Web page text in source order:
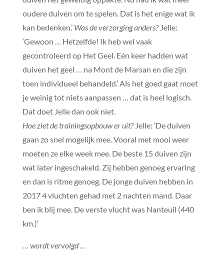
oudere duiven om te spelen. Dat is het enige wat ik
kan bedenken.’ Was de verzorging anders?Jelle:
‘Gewoon … Hetzelfde! Ik heb wel vaak
gecontroleerd op Het Geel. Eén keer hadden wat
duiven het geel … na Mont de Marsan en die zijn
toen individueel behandeld.’ Als het goed gaat moet
je weinig tot niets aanpassen … dat is heel logisch.
Dat doet Jelle dan ook niet.
Hoe ziet de trainingsopbouw er uit?Jelle: ‘De duiven
gaan zo snel mogelijk mee. Vooral met mooi weer
moeten ze elke week mee. De beste 15 duiven zijn
wat later ingeschakeld. Zij hebben genoeg ervaring
en dan is ritme genoeg. De jonge duiven hebben in
2017 4 vluchten gehad met 2 nachten mand. Daar
ben ik blij mee. De verste vlucht was Nanteuil (440
km.)’
… wordt vervolgd …